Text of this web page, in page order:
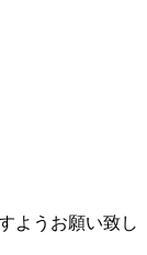
ようお願い致し